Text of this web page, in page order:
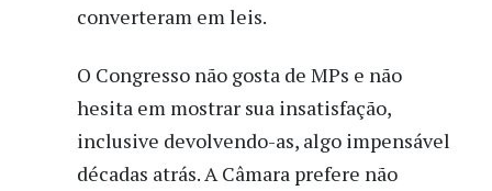
converteram em leis.
O Congresso não gosta de MPs e não
hesita em mostrar sua insatisfação,
inclusive devolvendo-as, algo impensável
décadas atrás. A Câmara prefere não